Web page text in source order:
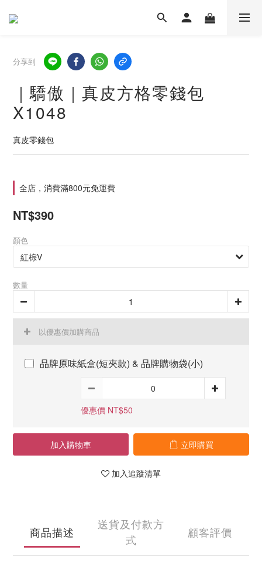
分享到
｜驕傲｜真皮方格零錢包
X1048
真皮零錢包
全店，消費滿800元免運費
NT$390
顏色
數量
以優惠價加購商品
品牌原味紙盒(短夾款) & 品牌購物袋(小)
優惠價 NT$50
加入購物車 立即購買
加入追蹤清單
商品描述
送貨及付款方
式
顧客評價